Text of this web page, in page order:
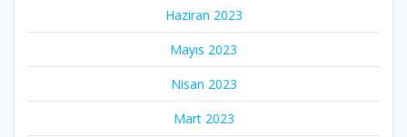
Haziran 2023
Mayıs 2023
Nisan 2023
Mart 2023